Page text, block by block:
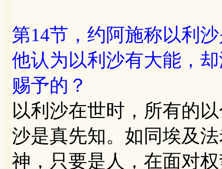
第14节，约阿施称以利
他认为以利沙有大能，
赐予的？
以利沙在世时，所有的
沙是真先知。如同埃及
神，只要是人，在面对